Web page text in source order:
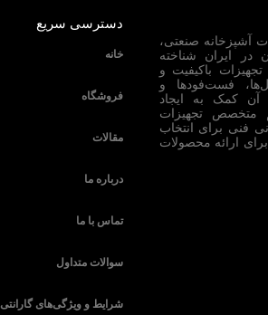
آشپزخانه صنعتی،
در ایران شناخته
باکیفیت و
فست‌فودها و
کمک به ایجاد
متخصص تجهیزات
فنی برای انتخاب
ارائه محصولات
دسترسی سریع
خانه
فروشگاه
مقالات
درباره ما
تماس با ما
سوالات متداول
شرایط و ویژگی‌های گارانتی